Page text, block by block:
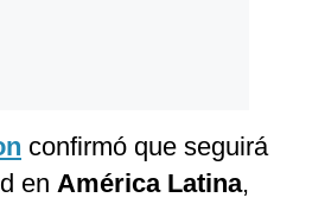
confirmó que seguirá
en América Latina,